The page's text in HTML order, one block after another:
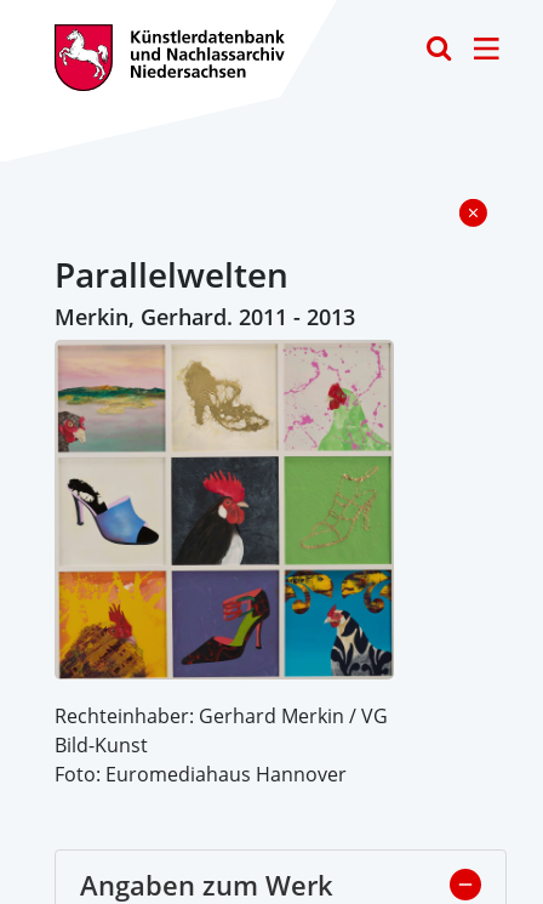
Parallelwelten
Merkin, Gerhard. 2011 - 2013
Rechteinhaber: Gerhard Merkin / VG
Bild-Kunst
Foto: Euromediahaus Hannover
Angaben zum Werk